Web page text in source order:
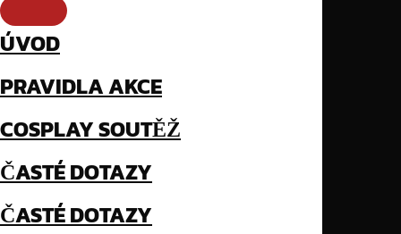
ÚVOD
PRAVIDLA AKCE
COSPLAY SOUTĚŽ
ČASTÉ DOTAZY
ČASTÉ DOTAZY